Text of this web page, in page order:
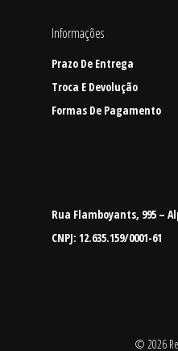
Informações
Prazo De Entrega
Troca E Devolução
Formas De Pagamento
Rua Flamboyants, 995 –
CNPJ: 12.635.159/0001-61
© 2026